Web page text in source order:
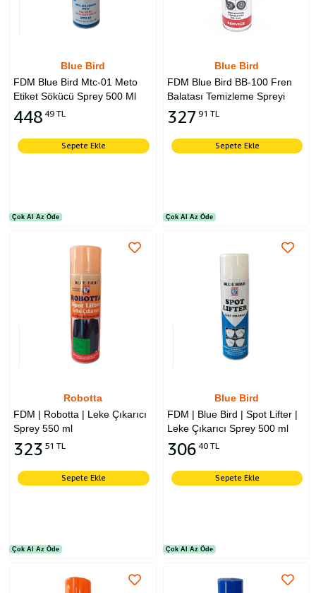
Blue Bird
FDM Blue Bird Mtc-01 Meto
Etiket Sökücü Sprey 500 Ml
448 49 TL
Sepete Ekle
Çok Al Az Öde
Blue Bird
FDM Blue Bird BB-100 Fren
Balatası Temizleme Spreyi
327 91 TL
Sepete Ekle
Çok Al Az Öde
Robotta
FDM | Robotta | Leke Çıkarıcı
Sprey 550 ml
323 51 TL
Sepete Ekle
Çok Al Az Öde
Blue Bird
FDM | Blue Bird | Spot Lifter |
Leke Çıkarıcı Sprey 500 ml
306 40 TL
Sepete Ekle
Çok Al Az Öde